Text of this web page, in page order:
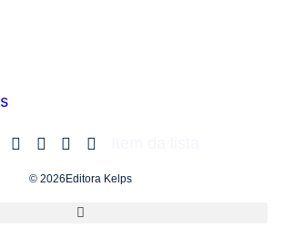
© 2026Editora Kelps